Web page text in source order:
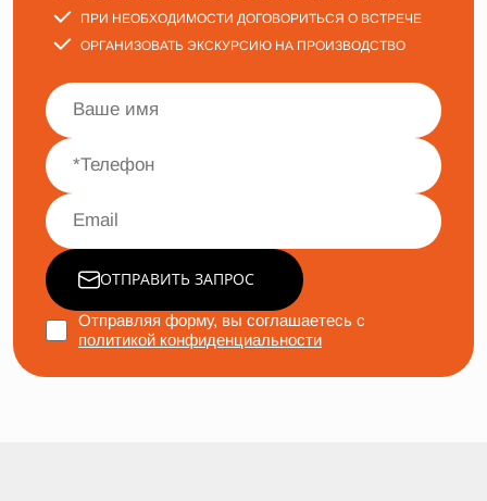
ПРИ НЕОБХОДИМОСТИ ДОГОВОРИТЬСЯ О ВСТРЕЧЕ
ОРГАНИЗОВАТЬ ЭКСКУРСИЮ НА ПРОИЗВОДСТВО
ОТПРАВИТЬ ЗАПРОС
Отправляя форму, вы соглашаетесь с
политикой конфиденциальности